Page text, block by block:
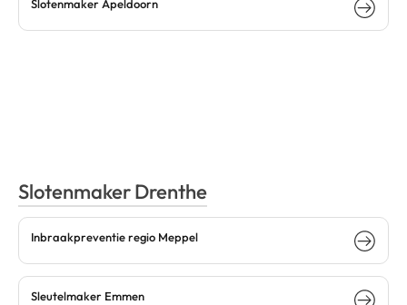
Slotenmaker Apeldoorn
Slotenmaker Drenthe
Inbraakpreventie regio Meppel
Sleutelmaker Emmen